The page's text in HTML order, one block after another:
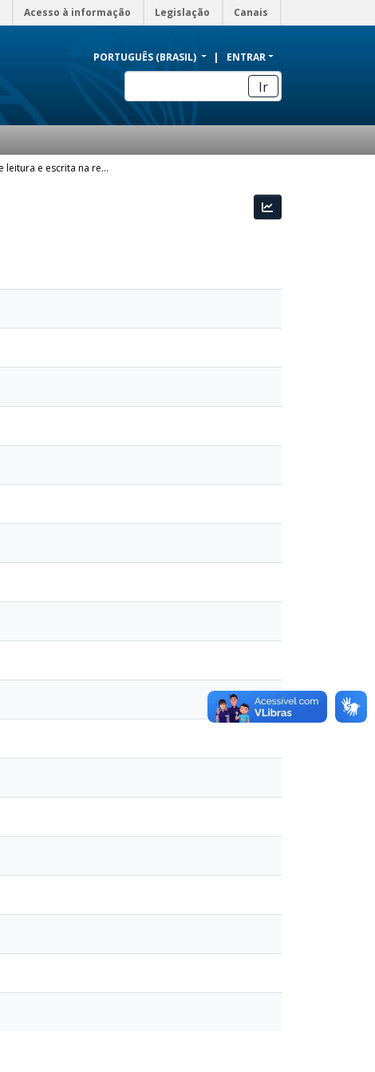
Acesso à informação Legislação Canais
PORTUGUÊS (BRASIL) ENTRAR
Ir
Práticas de leitura e escrita na rede social